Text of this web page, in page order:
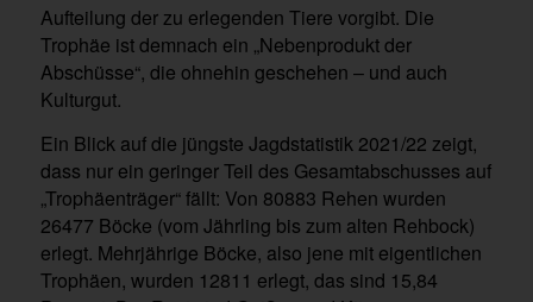
Aufteilung der zu erlegenden Tiere vorgibt. Die
Trophäe ist demnach ein „Nebenprodukt der
Abschüsse“, die ohnehin geschehen – und auch
Kulturgut.
Ein Blick auf die jüngste Jagdstatistik 2021/22 zeigt,
dass nur ein geringer Teil des Gesamtabschusses auf
„Trophäenträger“ fällt: Von 80883 Rehen wurden
26477 Böcke (vom Jährling bis zum alten Rehbock)
erlegt. Mehrjährige Böcke, also jene mit eigentlichen
Trophäen, wurden 12811 erlegt, das sind 15,84